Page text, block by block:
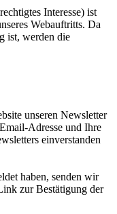
Interesse) ist
Webauftritts. Da
ist, werden die
unseren Newsletter
Adresse und Ihre
einverstanden
haben, senden wir
zur Bestätigung der